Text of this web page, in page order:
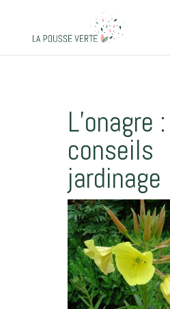
L’onagre :
conseils
jardinage